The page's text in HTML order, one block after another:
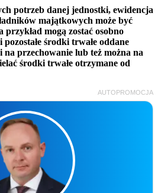
potrzeb danej jednostki, ewidencja
majątkowych może być
mogą zostać osobno
środki trwałe oddane
przechowanie lub też można na
środki trwałe otrzymane od
AUTOPROMOCJA